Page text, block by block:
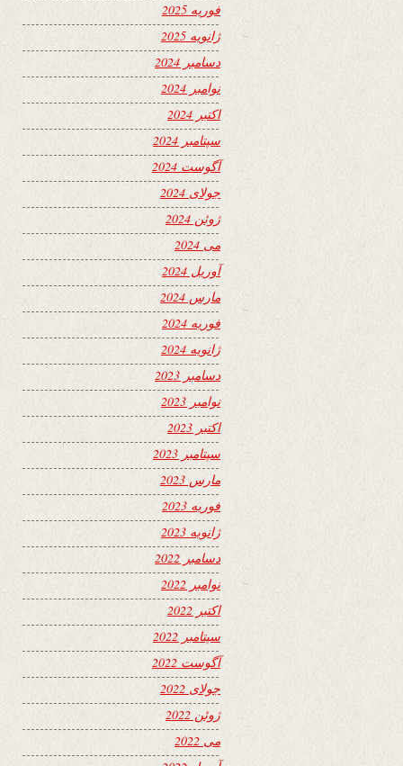
فوریه 2025
ژانویه 2025
دسامبر 2024
نوامبر 2024
اکتبر 2024
سپتامبر 2024
آگوست 2024
جولای 2024
ژوئن 2024
می 2024
آوریل 2024
مارس 2024
فوریه 2024
ژانویه 2024
دسامبر 2023
نوامبر 2023
اکتبر 2023
سپتامبر 2023
مارس 2023
فوریه 2023
ژانویه 2023
دسامبر 2022
نوامبر 2022
اکتبر 2022
سپتامبر 2022
آگوست 2022
جولای 2022
ژوئن 2022
می 2022